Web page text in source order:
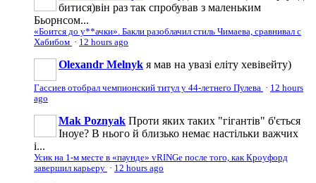
битися)він раз так спробував з маленьким
Бьорнсом...
«Боится до у**ачки». Бакли разоблачил стиль Чимаева, сравнивал с
Хабибом · 12 hours ago
Olexandr Melnyk я мав на увазі еліту хевівейту)
Гассиев отобрал чемпионский титул у 44-летнего Пулева · 12 hours
ago
Mak Poznyak Проти яких таких "гігантів" б'ється
Іноуе? В нього й близько немає настільки важчих
і...
Усик на 1-м месте в «паунде» vRINGe после того, как Кроуфорд
завершил карьеру · 12 hours ago